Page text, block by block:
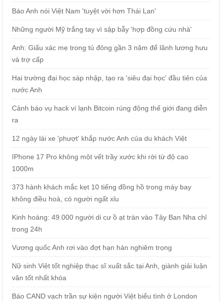
Báo Anh nói Việt Nam 'tuyệt vời hơn Thái Lan'
Những người Mỹ trắng tay vì sập bẫy 'hợp đồng cứu nhà'
Anh: Giấu xác mẹ trong tủ đông gần 3 năm để lãnh lương hưu
và trợ cấp
Hai trường đại học sáp nhập, tạo ra 'siêu đại học' đầu tiên của
nước Anh
Cảnh báo vụ hack ví lạnh Bitcoin rúng động thế giới đang diễn
ra
12 ngày lái xe 'phượt' khắp nước Anh của du khách Việt
IPhone 17 Pro không một vết trầy xước khi rời từ độ cao
1000m
373 hành khách mắc kẹt 10 tiếng đồng hồ trong máy bay
không điều hoà, có người ngất xỉu
Kinh hoàng: 49.000 người di cư ồ ạt tràn vào Tây Ban Nha chỉ
trong 24h
Vương quốc Anh rơi vào đợt hạn hán nghiêm trọng
Nữ sinh Việt tốt nghiệp thạc sĩ xuất sắc tại Anh, giành giải luận
văn tốt nhất khóa
Báo CAND vạch trần sự kiện người Việt biểu tình ở London